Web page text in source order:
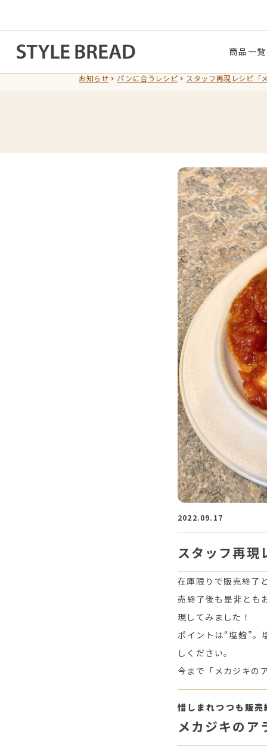
商品一覧
お知らせ パンに合うレシピ スタッフ再現レシピ「
2022.09.17
スタッフ再現
在庫限りで販売終了
売終了後も是非とも
現してみました！
ポイントは“塩麹”。
しください。
今まで「メカジキの
惜しまれつつも販
メカジキのア